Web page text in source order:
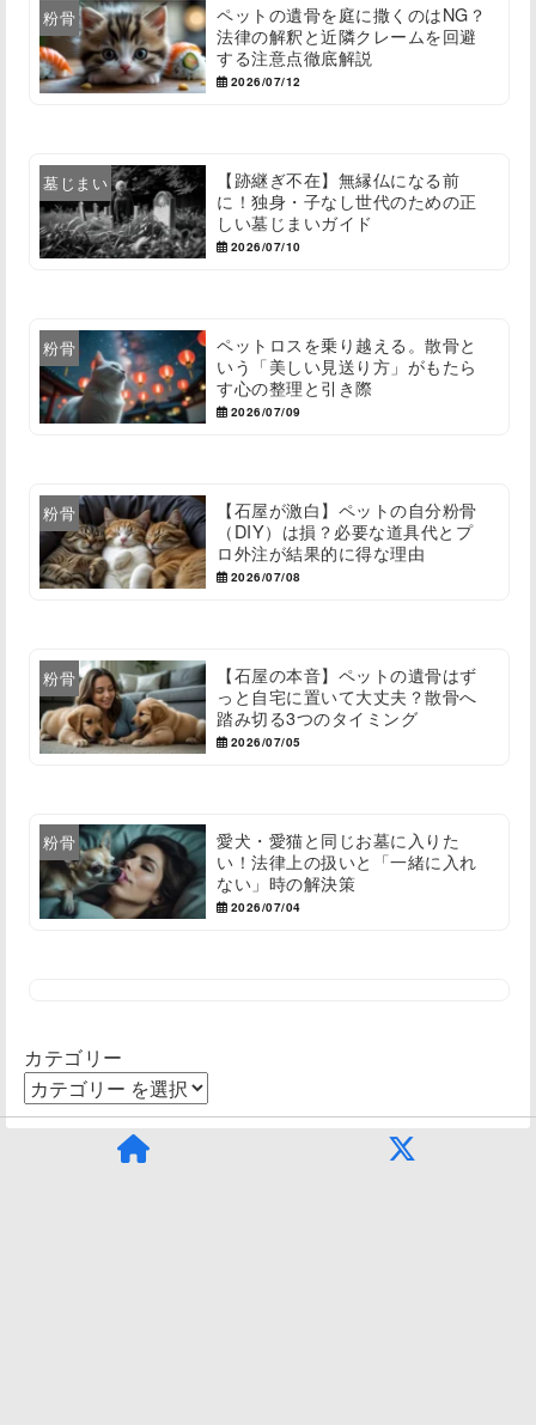
粉骨
ペットの遺骨を庭に撒くのはNG？
法律の解釈と近隣クレームを回避
する注意点徹底解説
2026/07/12
墓じまい
【跡継ぎ不在】無縁仏になる前
に！独身・子なし世代のための正
しい墓じまいガイド
2026/07/10
粉骨
ペットロスを乗り越える。散骨と
いう「美しい見送り方」がもたら
す心の整理と引き際
2026/07/09
粉骨
【石屋が激白】ペットの自分粉骨
（DIY）は損？必要な道具代とプ
ロ外注が結果的に得な理由
2026/07/08
粉骨
【石屋の本音】ペットの遺骨はず
っと自宅に置いて大丈夫？散骨へ
踏み切る3つのタイミング
2026/07/05
粉骨
愛犬・愛猫と同じお墓に入りた
い！法律上の扱いと「一緒に入れ
ない」時の解決策
2026/07/04
カテゴリー